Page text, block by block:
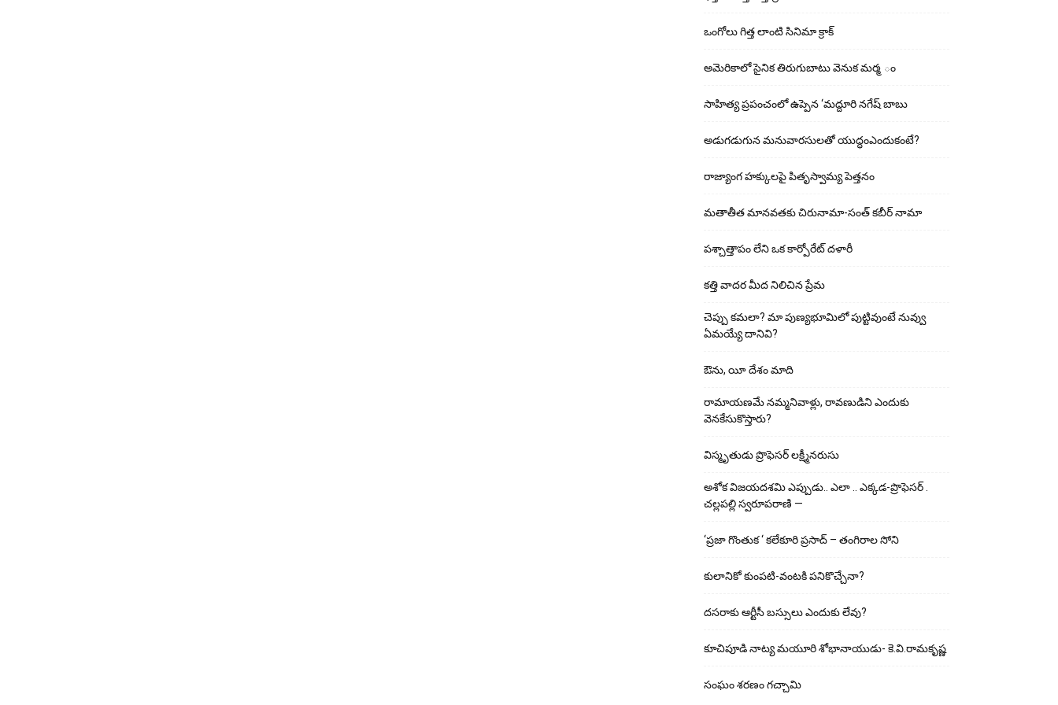
ఒంగోలు గిత్త లాంటి సినిమా క్రాక్
అమెరికాలో సైనిక తిరుగుబాటు వెనుక మర్మ ం
సాహిత్య ప్రపంచంలో ఉప్పెన ‘మద్దూరి నగేష్ బాబు
అడుగ‌డుగున మ‌నువార‌సుల‌తో యుద్ధంఎందుకంటే?
రాజ్యాంగ హక్కులపై పితృస్వామ్య పెత్తనం
మతాతీత మానవతకు చిరునామా-సంత్ కబీర్ నామా
పశ్చాత్తాపం లేని ఒక కార్పోరేట్ దళారీ
కత్తి వాదర మీద నిలిచిన ప్రేమ
చెప్పు క‌మ‌లా? మా పుణ్యభూమిలో పుట్టివుంటే నువ్వు
ఏమయ్యే దానివి?
ఔను, యీ దేశం మాది
రామాయణమే నమ్మనివాళ్లు, రావణుడిని ఎందుకు
వెనకేసుకొస్తారు?
విస్మృతుడు ప్రొఫెసర్ లక్ష్మీనరుసు
అశోక విజ‌య‌ద‌శ‌మి ఎప్పుడు.. ఎలా .. ఎక్క‌డ‌-ప్రొఫెసర్ .
చల్లపల్లి స్వరూపరాణి —
‘ప్రజా గొంతుక ‘ కలేకూరి ప్రసాద్ – తంగిరాల సోని
కులానికో కుంప‌టి-వంట‌కి ప‌నికొచ్చేనా?
ద‌స‌రాకు ఆర్టీసీ బ‌స్సులు ఎందుకు లేవు?
కూచిపూడి నాట్య మ‌యూరి శోభానాయుడు- కె.వి.రామకృష్ణ
సంఘం శరణం గచ్చామి